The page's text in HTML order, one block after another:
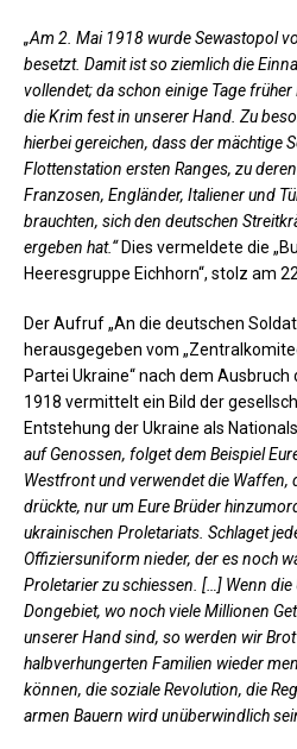
„Am 2. Mai 1918 wurde Sewastopol
besetzt. Damit ist so ziemlich die
vollendet; da schon einige Tage
die Krim fest in unserer Hand. Zu
hierbei gereichen, dass der mächtige
Flottenstation ersten Ranges, zu
Franzosen, Engländer, Italiener und
brauchten, sich den deutschen
ergeben hat.“ Dies vermeldete die
Heeresgruppe Eichhorn“, stolz am
Der Aufruf „An die deutschen
herausgegeben vom
Partei Ukraine“ nach dem
1918 vermittelt ein Bild der
Entstehung der Ukraine als
auf Genossen, folget dem Beispiel
Westfront und verwendet die Waffen,
drückte, nur um Eure Brüder
ukrainischen Proletariats. Schlaget
Offiziersuniform nieder, der es noch
Proletarier zu schiessen. […] Wenn
Dongebiet, wo noch viele Millionen
unserer Hand sind, so werden wir
halbverhungerten Familien wieder
können, die soziale Revolution, die
armen Bauern wird unüberwindlich